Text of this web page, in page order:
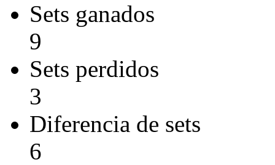
Sets ganados
9
Sets perdidos
3
Diferencia de sets
6